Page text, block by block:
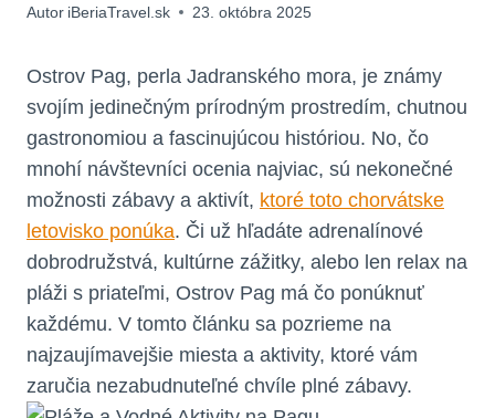
Autor iBeriaTravel.sk 23. októbra 2025
Ostrov Pag, perla Jadranského mora, je známy
svojím jedinečným prírodným prostredím, chutnou
gastronomiou a fascinujúcou históriou. No, čo
mnohí návštevníci ocenia najviac, sú nekonečné
možnosti zábavy a aktivít, ktoré toto chorvátske
letovisko ponúka. Či už hľadáte adrenalínové
dobrodružstvá, kultúrne zážitky, alebo len relax na
pláži s priateľmi, Ostrov Pag má čo ponúknuť
každému. V tomto článku sa pozrieme na
najzaujímavejšie miesta a aktivity, ktoré vám
zaručia nezabudnuteľné chvíle plné zábavy.